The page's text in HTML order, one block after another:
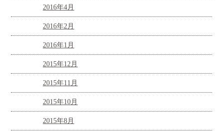
2016年4月
2016年2月
2016年1月
2015年12月
2015年11月
2015年10月
2015年8月